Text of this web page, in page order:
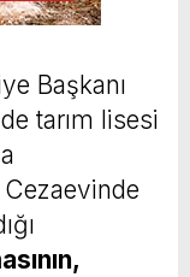
Başkanı
tarım lisesi
Cezaevinde